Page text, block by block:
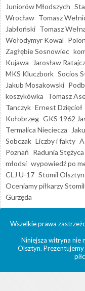
Juniorów Młodszych
Wrocław Tomasz
Jabłoński Tomasz
Wołodymyr Kowal
Zagłębie Sosnowiec
Kujawa
Jarosław
MKS Kluczbork Socios
Jakub Mosakowski
koszykówka Tomasz
Tanczyk Ernest Dzięcioł
Kołobrzeg GKS 1962
Termalica Nieciecza
Sobczak Liczby i fakty
Poznań Radunia Stężyca
młodsi wypowiedź po
CLJ U-17 Stomil
Oceniamy piłkarzy
Gurzęda
Wszelkie prawa
Niniejsza witryna nie
Olsztyn.